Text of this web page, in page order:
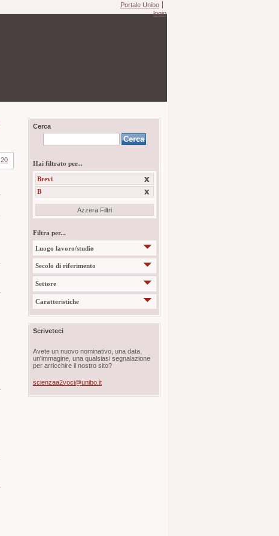
Portale Unibo
login
20
Cerca
Hai filtrato per...
Brevi
B
Azzera Filtri
Filtra per...
Luogo lavoro/studio
Secolo di riferimento
Settore
Caratteristiche
Scriveteci
Avete un nuovo nominativo, una data,
un'immagine, una qualsiasi segnalazione
per arricchire il nostro sito?
scienzaa2voci@unibo.it